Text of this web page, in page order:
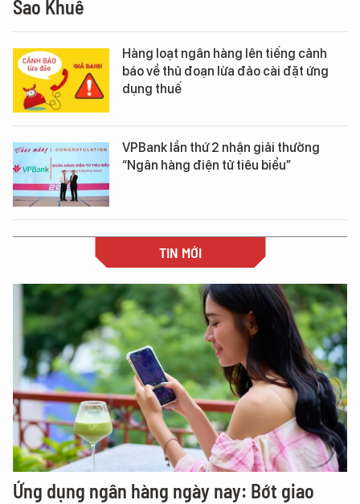
Sao Khuê
Hàng loạt ngân hàng lên tiếng cảnh
báo về thủ đoạn lừa đảo cài đặt ứng
dụng thuế
VPBank lần thứ 2 nhận giải thưởng
“Ngân hàng điện tử tiêu biểu”
TIN MỚI
Ứng dụng ngân hàng ngày nay: Bớt giao